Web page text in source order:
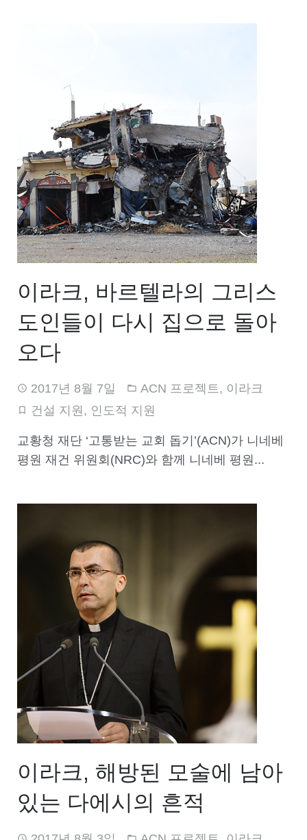
이라크, 바르텔라의 그리스
도인들이 다시 집으로 돌아
오다
2017년 8월 7일 ACN 프로젝트, 이라크
건설 지원 , 인도적 지원
교황청 재단 ‘고통받는 교회 돕기’(ACN)가 니네베
평원 재건 위원회(NRC)와 함께 니네베 평원...
이라크, 해방된 모술에 남아
있는 다에시의 흔적